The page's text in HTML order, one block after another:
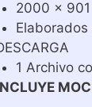
2000 x
1 Archivo